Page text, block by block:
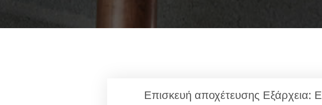
Επισκευή αποχέτευσης Εξάρχεια: